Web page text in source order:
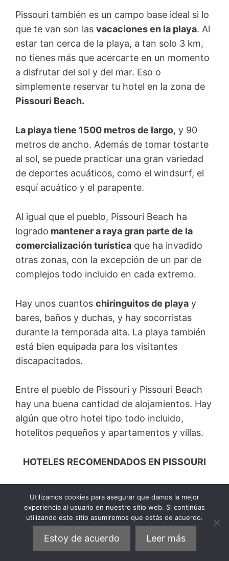
Pissouri también es un campo base ideal si lo
que te van son las vacaciones en la playa. Al
estar tan cerca de la playa, a tan solo 3 km,
no tienes más que acercarte en un momento
a disfrutar del sol y del mar. Eso o
simplemente reservar tu hotel en la zona de
Pissouri Beach.
La playa tiene 1500 metros de largo, y 90
metros de ancho. Además de tomar tostarte
al sol, se puede practicar una gran variedad
de deportes acuáticos, como el windsurf, el
esquí acuático y el parapente.
Al igual que el pueblo, Pissouri Beach ha
logrado mantener a raya gran parte de la
comercialización turística que ha invadido
otras zonas, con la excepción de un par de
complejos todo incluido en cada extremo.
Hay unos cuantos chiringuitos de playa y
bares, baños y duchas, y hay socorristas
durante la temporada alta. La playa también
está bien equipada para los visitantes
discapacitados.
Entre el pueblo de Pissouri y Pissouri Beach
hay una buena cantidad de alojamientos. Hay
algún que otro hotel tipo todo incluido,
hotelitos pequeños y apartamentos y villas.
HOTELES RECOMENDADOS EN PISSOURI
(€€)Hill View Hotel Apartments
(€) Himonas Apartments
Utilizamos cookies para asegurar que damos la mejor
experiencia al usuario en nuestro sitio web. Si continúas
utilizando este sitio asumiremos que estás de acuerdo.
Estoy de acuerdo Leer más